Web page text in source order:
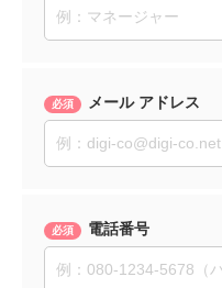
メール アドレス
電話番号